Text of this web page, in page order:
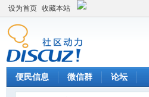
设为首页 收藏本站
便民信息 微信群 论坛